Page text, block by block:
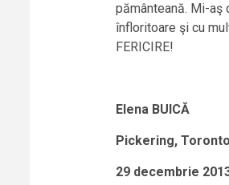
pământeană. Mi-aş
înfloritoare şi cu
FERICIRE!
Elena BUICĂ
Pickering, Toronto
29 decembrie